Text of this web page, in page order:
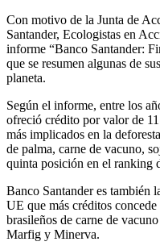
Con motivo de la Junta de
Santander, Ecologistas en
informe “Banco Santander:
que se resumen algunas de
planeta.
Según el informe, entre los
ofreció crédito por valor de
más implicados en la
de palma, carne de vacuno,
quinta posición en el ranking
Banco Santander es también
UE que más créditos
brasileños de carne de
Marfig y Minerva.